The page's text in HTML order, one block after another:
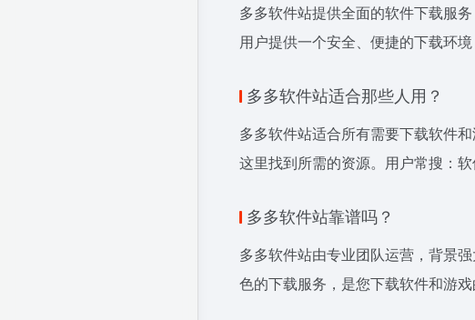
多多软件站提供全面的软件下载服
用户提供一个安全、便捷的下载环
多多软件站适合那些人用？
多多软件站适合所有需要下载软件
这里找到所需的资源。用户常搜：
多多软件站靠谱吗？
多多软件站由专业团队运营，背景
色的下载服务，是您下载软件和游戏